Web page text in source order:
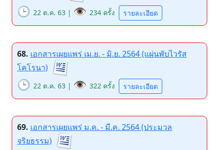
🕒 22 ต.ค. 63 | 👁️ 234 ครั้ง รายละเอียด
68. เอกสารเผยแพร่ เม.ย. - มิ.ย. 2564 (แผ่นพับไวรัส
โคโรนา)
🕒 22 ต.ค. 63 | 👁️ 322 ครั้ง รายละเอียด
69. เอกสารเผยแพร่ ม.ค. - มี.ค. 2564 (ประมวล
จริยธรรม)